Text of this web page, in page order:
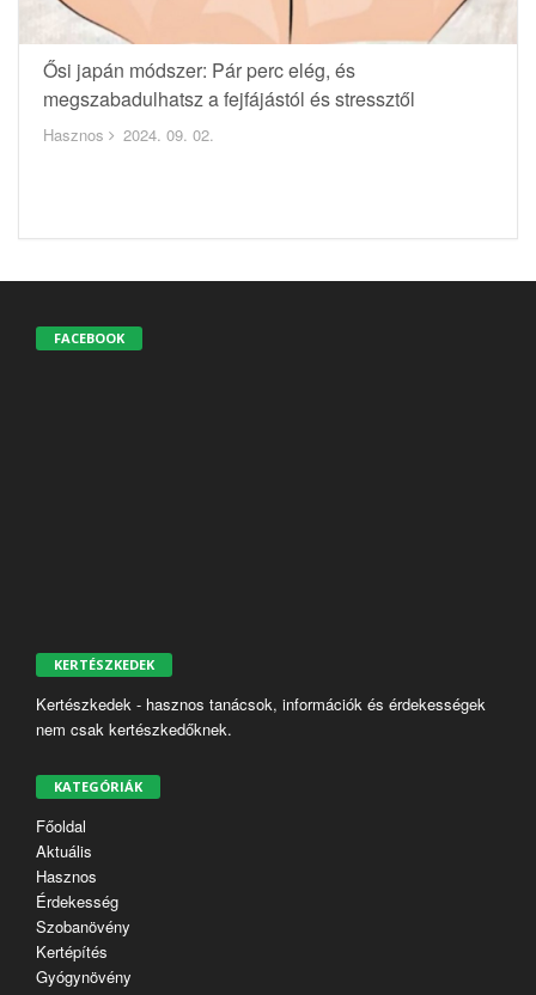
Ősi japán módszer: Pár perc elég, és
megszabadulhatsz a fejfájástól és stressztől
Hasznos 2024. 09. 02.
FACEBOOK
KERTÉSZKEDEK
Kertészkedek - hasznos tanácsok, információk és érdekességek
nem csak kertészkedőknek.
KATEGÓRIÁK
Főoldal
Aktuális
Hasznos
Érdekesség
Szobanövény
Kertépítés
Gyógynövény